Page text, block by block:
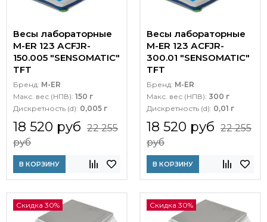
Весы лабораторные
M-ER 123 АCFJR-
150.005 "SENSOMATIC"
TFT
Бренд: M-ER
Макс. вес (НПВ): 150 г
Дискретность (d): 0,005 г
18 520 руб 22 255
руб
В КОРЗИНУ
Весы лабораторные
M-ER 123 АCFJR-
300.01 "SENSOMATIC"
TFT
Бренд: M-ER
Макс. вес (НПВ): 300 г
Дискретность (d): 0,01 г
18 520 руб 22 255
руб
В КОРЗИНУ
Скидка 30% Скидка 30%